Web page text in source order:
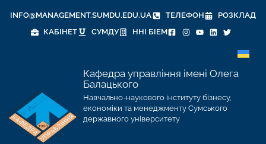
INFO@MANAGEMENT.SUMDU.EDU.UA ТЕЛЕФОН
РОЗКЛАД
КАБІНЕТ
СУМДУ ННІ БІЕМ
Кафедра управління імені Олега
Балацького
Навчально-наукового інституту бізнесу,
економіки та менеджменту Сумського
державного університету